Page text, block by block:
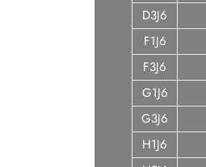
D3J6
F1J6
F3J6
G1J6
G3J6
H1J6